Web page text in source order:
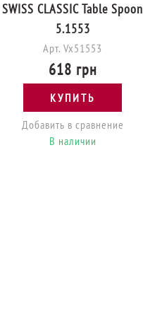
SWISS CLASSIC Table Spoon
5.1553
Арт. Vx51553
618 грн
КУПИТЬ
Добавить в сравнение
В наличии